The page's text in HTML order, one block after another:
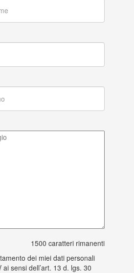
1500 caratteri rimanenti
dei miei dati personali
sensi dell’art. 13 d. lgs. 30